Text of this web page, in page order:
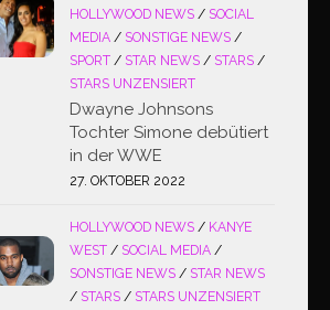
HOLLYWOOD NEWS / SOCIAL
MEDIA / SONSTIGE NEWS /
SPORT / STAR NEWS / STARS /
STARS UNZENSIERT
Dwayne Johnsons
Tochter Simone debütiert
in der WWE
27. OKTOBER 2022
HOLLYWOOD NEWS / KANYE
WEST / SOCIAL MEDIA /
SONSTIGE NEWS / STAR NEWS
/ STARS / STARS UNZENSIERT